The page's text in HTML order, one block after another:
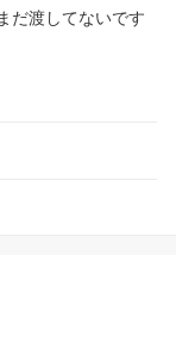
だ渡してないです